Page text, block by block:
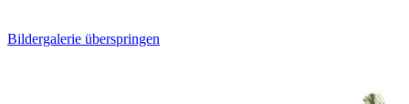
Bildergalerie überspringen